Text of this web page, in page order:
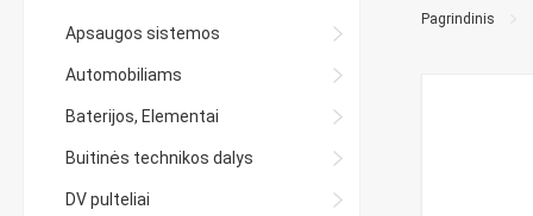
Apsaugos sistemos
Automobiliams
Baterijos, Elementai
Buitinės technikos dalys
DV pulteliai
Pagrindinis